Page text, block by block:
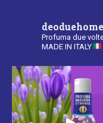
deoduehome
Profuma due
MADE IN ITALY